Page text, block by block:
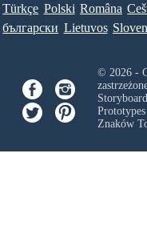
Türkçe Polski Româna
български Lietuvos
© 2026 -
Znaków